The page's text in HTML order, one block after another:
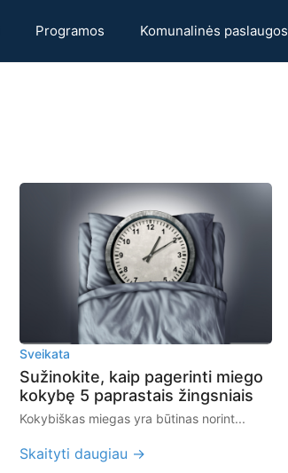
Programos Komunalinės paslaugos
Sveikata
Sužinokite, kaip pagerinti miego
kokybę 5 paprastais žingsniais
Kokybiškas miegas yra būtinas norint...
Skaityti daugiau →